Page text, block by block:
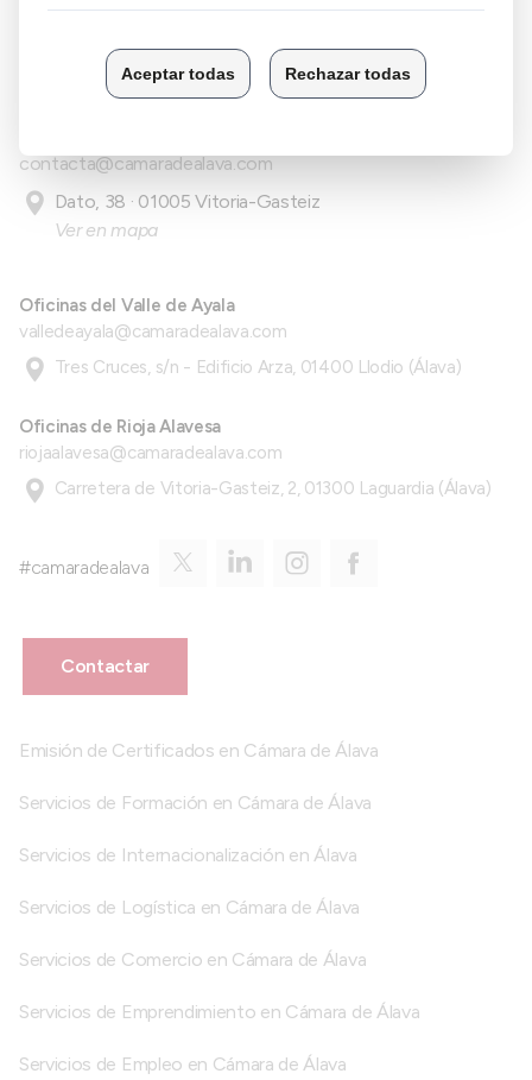
945 141 800
contacta@camaradealava.com
Dato, 38 · 01005 Vitoria-Gasteiz
Ver en mapa
Oficinas del Valle de Ayala
valledeayala@camaradealava.com
Tres Cruces, s/n - Edificio Arza, 01400 Llodio (Álava)
Oficinas de Rioja Alavesa
riojaalavesa@camaradealava.com
Carretera de Vitoria-Gasteiz, 2, 01300 Laguardia (Álava)
#camaradealava
Contactar
Emisión de Certificados en Cámara de Álava
Servicios de Formación en Cámara de Álava
Servicios de Internacionalización en Álava
Servicios de Logística en Cámara de Álava
Servicios de Comercio en Cámara de Álava
Servicios de Emprendimiento en Cámara de Álava
Servicios de Empleo en Cámara de Álava